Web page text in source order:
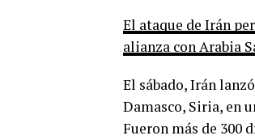
El ataque de Irán
alianza con Arabia
El sábado, Irán
Damasco, Siria, en
Fueron más de 300